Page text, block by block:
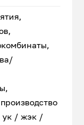
ук / жэк /